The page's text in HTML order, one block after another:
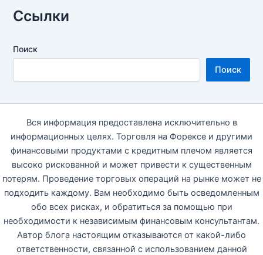
Ссылки
Поиск
Поиск
Вся информация предоставлена исключительно в
информационных целях. Торговля на Форексе и другими
финансовыми продуктами с кредитным плечом является
высоко рискованной и может привести к существенным
потерям. Проведение торговых операций на рынке может не
подходить каждому. Вам необходимо быть осведомленным
обо всех рисках, и обратиться за помощью при
необходимости к независимым финансовым консультантам.
Автор блога настоящим отказываются от какой-либо
ответственности, связанной с использованием данной